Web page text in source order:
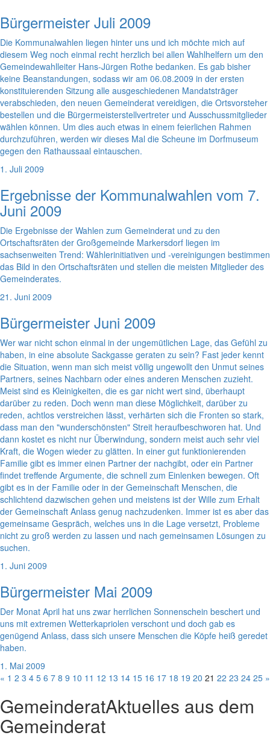
Bürgermeister Juli 2009
Die Kommunalwahlen liegen hinter uns und ich möchte mich auf
diesem Weg noch einmal recht herzlich bei allen Wahlhelfern um den
Gemeindewahlleiter Hans-Jürgen Rothe bedanken. Es gab bisher
keine Beanstandungen, sodass wir am 06.08.2009 in der ersten
konstituierenden Sitzung alle ausgeschiedenen Mandatsträger
verabschieden, den neuen Gemeinderat vereidigen, die Ortsvorsteher
bestellen und die Bürgermeisterstellvertreter und Ausschussmitglieder
wählen können. Um dies auch etwas in einem feierlichen Rahmen
durchzuführen, werden wir dieses Mal die Scheune im Dorfmuseum
gegen den Rathaussaal eintauschen.
1. Juli 2009
Ergebnisse der Kommunalwahlen vom 7.
Juni 2009
Die Ergebnisse der Wahlen zum Gemeinderat und zu den
Ortschaftsräten der Großgemeinde Markersdorf liegen im
sachsenweiten Trend: Wählerinitiativen und -vereinigungen bestimmen
das Bild in den Ortschaftsräten und stellen die meisten Mitglieder des
Gemeinderates.
21. Juni 2009
Bürgermeister Juni 2009
Wer war nicht schon einmal in der ungemütlichen Lage, das Gefühl zu
haben, in eine absolute Sackgasse geraten zu sein? Fast jeder kennt
die Situation, wenn man sich meist völlig ungewollt den Unmut seines
Partners, seines Nachbarn oder eines anderen Menschen zuzieht.
Meist sind es Kleinigkeiten, die es gar nicht wert sind, überhaupt
darüber zu reden. Doch wenn man diese Möglichkeit, darüber zu
reden, achtlos verstreichen lässt, verhärten sich die Fronten so stark,
dass man den "wunderschönsten" Streit heraufbeschworen hat. Und
dann kostet es nicht nur Überwindung, sondern meist auch sehr viel
Kraft, die Wogen wieder zu glätten. In einer gut funktionierenden
Familie gibt es immer einen Partner der nachgibt, oder ein Partner
findet treffende Argumente, die schnell zum Einlenken bewegen. Oft
gibt es in der Familie oder in der Gemeinschaft Menschen, die
schlichtend dazwischen gehen und meistens ist der Wille zum Erhalt
der Gemeinschaft Anlass genug nachzudenken. Immer ist es aber das
gemeinsame Gespräch, welches uns in die Lage versetzt, Probleme
nicht zu groß werden zu lassen und nach gemeinsamen Lösungen zu
suchen.
1. Juni 2009
Bürgermeister Mai 2009
Der Monat April hat uns zwar herrlichen Sonnenschein beschert und
uns mit extremen Wetterkapriolen verschont und doch gab es
genügend Anlass, dass sich unsere Menschen die Köpfe heiß geredet
haben.
1. Mai 2009
« 1 2 3 4 5 6 7 8 9 10 11 12 13 14 15 16 17 18 19 20 21 22 23 24 25 »
GemeinderatAktuelles aus dem
Gemeinderat